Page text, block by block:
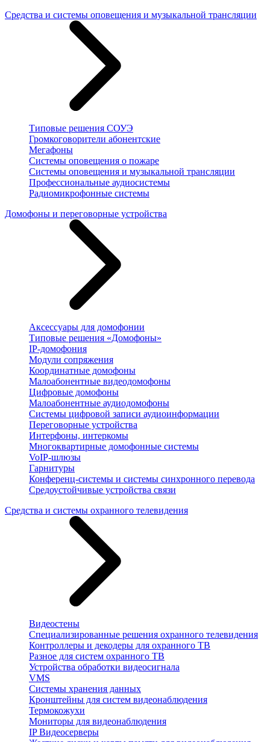
Средства и системы оповещения и музыкальной трансляции
Типовые решения СОУЭ
Громкоговорители абонентские
Мегафоны
Системы оповещения о пожаре
Системы оповещения и музыкальной трансляции
Профессиональные аудиосистемы
Радиомикрофонные системы
Домофоны и переговорные устройства
Аксессуары для домофонии
Типовые решения «Домофоны»
IP-домофония
Модули сопряжения
Координатные домофоны
Малоабонентные видеодомофоны
Цифровые домофоны
Малоабонентные аудиодомофоны
Системы цифровой записи аудиоинформации
Переговорные устройства
Интерфоны, интеркомы
Многоквартирные домофонные системы
VoIP-шлюзы
Гарнитуры
Конференц-системы и системы синхронного перевода
Средоустойчивые устройства связи
Средства и системы охранного телевидения
Видеостены
Специализированные решения охранного телевидения
Контроллеры и декодеры для охранного ТВ
Разное для систем охранного ТВ
Устройства обработки видеосигнала
VMS
Системы хранения данных
Кронштейны для систем видеонаблюдения
Термокожухи
Мониторы для видеонаблюдения
IP Видеосерверы